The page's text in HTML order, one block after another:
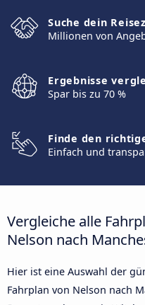
Suche dein
Millionen von
Ergebnisse
Spar bis zu 70 %
Finde den
Einfach und
Vergleiche alle
Nelson nach
Hier ist eine Auswahl der
Fahrplan von Nelson nach